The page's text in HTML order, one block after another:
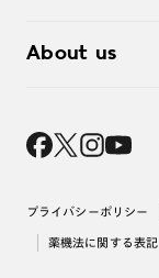
レンズ交換
About us
採用情報
出店について
プライバシーポリシー
薬機法に関する表記